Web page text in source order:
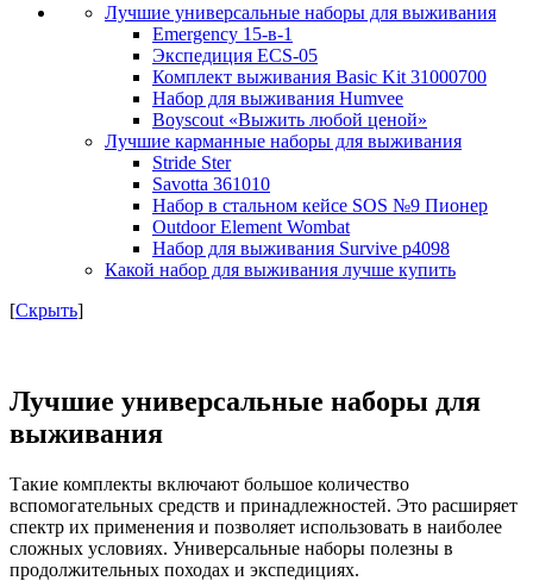
Лучшие универсальные наборы для выживания
Emergency 15-в-1
Экспедиция ECS-05
Комплект выживания Basic Kit 31000700
Набор для выживания Humvee
Boyscout «Выжить любой ценой»
Лучшие карманные наборы для выживания
Stride Ster
Savotta 361010
Набор в стальном кейсе SOS №9 Пионер
Outdoor Element Wombat
Набор для выживания Survive p4098
Какой набор для выживания лучше купить
[Скрыть]
Лучшие универсальные наборы для
выживания
Такие комплекты включают большое количество
вспомогательных средств и принадлежностей. Это расширяет
спектр их применения и позволяет использовать в наиболее
сложных условиях. Универсальные наборы полезны в
продолжительных походах и экспедициях.